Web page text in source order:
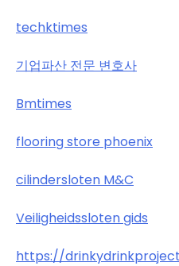
techktimes
기업파산 전문 변호사
Bmtimes
flooring store phoenix
cilindersloten M&C
Veiligheidssloten gids
https://